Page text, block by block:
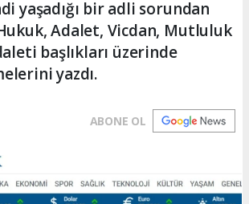
yaşadığı bir adli sorundan
Adalet, Vicdan, Mutluluk
başlıkları üzerinde
yazdı.
ABONE OL